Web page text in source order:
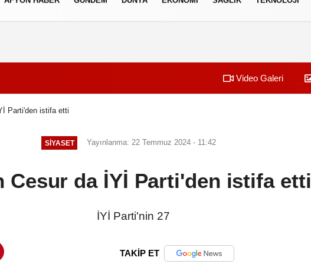
Video Galeri
Parti'den istifa etti
SIYASET Yayınlanma: 22 Temmuz 2024 - 11:42
Cesur da İYİ Parti'den istifa etti
İYİ Parti'nin 27
TAKİP ET